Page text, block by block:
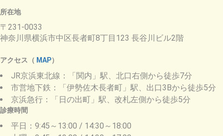
所在地
〒231-0033
神奈川県横浜市中区長者町8丁目123 長谷川ビル2階
アクセス（ MAP）
JR京浜東北線：「関内」駅、北口右側から徒歩7分
市営地下鉄：「伊勢佐木長者町」駅、出口3Bから徒歩5分
京浜急行：「日の出町」駅、改札左側から徒歩5分
診療時間
平日：9:45～13:00 / 14:30～18:00